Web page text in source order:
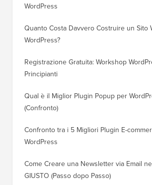
WordPress
Quanto Costa Davvero Costruire un Sito
WordPress?
Registrazione Gratuita: Workshop
Principianti
Qual è il Miglior Plugin Popup per
(Confronto)
Confronto tra i 5 Migliori Plugin E-
WordPress
Come Creare una Newsletter via Email
GIUSTO (Passo dopo Passo)